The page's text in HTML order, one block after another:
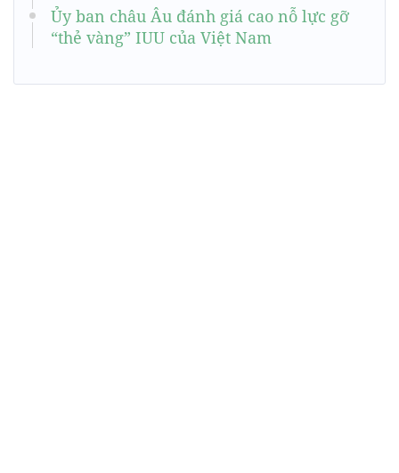
Ủy ban châu Âu đánh giá cao nỗ lực gỡ
“thẻ vàng” IUU của Việt Nam